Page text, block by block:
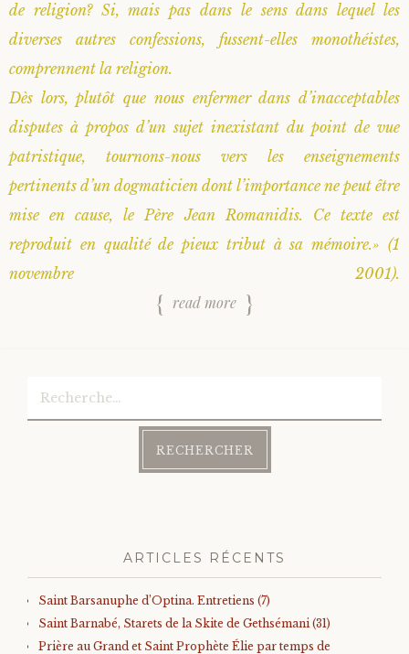
de religion? Si, mais pas dans le sens dans lequel les
diverses autres confessions, fussent-elles monothéistes,
comprennent la religion.
Dès lors, plutôt que nous enfermer dans d’inacceptables
disputes à propos d’un sujet inexistant du point de vue
patristique, tournons-nous vers les enseignements
pertinents d’un dogmaticien dont l’importance ne peut être
mise en cause, le Père Jean Romanidis. Ce texte est
reproduit en qualité de pieux tribut à sa mémoire.» (1
novembre 2001).
read more
ARTICLES RÉCENTS
Saint Barsanuphe d’Optina. Entretiens (7)
Saint Barnabé, Starets de la Skite de Gethsémani (31)
Prière au Grand et Saint Prophète Élie par temps de